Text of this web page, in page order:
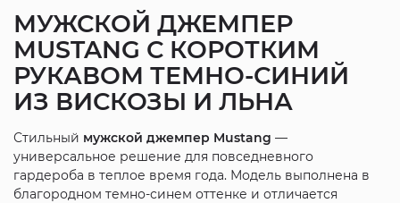
Mustang - ТЦ МЕГА Ростов-на-Дону, Аксай
Мало
Mustang - ТРЦ Мега, Казань
Мало
МУЖСКОЙ ДЖЕМПЕР
MUSTANG С КОРОТКИМ
РУКАВОМ ТЕМНО-СИНИЙ
ИЗ ВИСКОЗЫ И ЛЬНА
Стильный мужской джемпер Mustang —
универсальное решение для повседневного
гардероба в теплое время года. Модель выполнена в
благородном темно-синем оттенке и отличается